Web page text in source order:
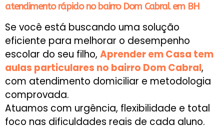
atendimento rápido no bairro Dom Cabral em BH
Se você está buscando uma solução
eficiente para melhorar o desempenho
escolar do seu filho, Aprender em Casa tem
aulas particulares no bairro Dom Cabral,
com atendimento domiciliar e metodologia
comprovada.
Atuamos com urgência, flexibilidade e total
foco nas dificuldades reais de cada aluno.